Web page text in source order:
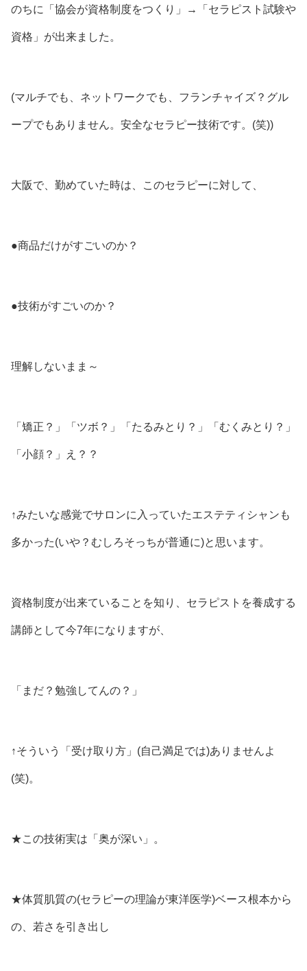
のちに「協会が資格制度をつくり」→「セラピスト試験や
資格」が出来ました。
(マルチでも、ネットワークでも、フランチャイズ？グル
ープでもありません。安全なセラピー技術です。(笑))
大阪で、勤めていた時は、このセラピーに対して、
●商品だけがすごいのか？
●技術がすごいのか？
理解しないまま～
「矯正？」「ツボ？」「たるみとり？」「むくみとり？」
「小顔？」え？？
↑みたいな感覚でサロンに入っていたエステティシャンも
多かった(いや？むしろそっちが普通に)と思います。
資格制度が出来ていることを知り、セラピストを養成する
講師として今7年になりますが、
「まだ？勉強してんの？」
↑そういう「受け取り方」(自己満足では)ありませんよ
(笑)。
★この技術実は「奥が深い」。
★体質肌質の(セラピーの理論が東洋医学)ベース根本から
の、若さを引き出し